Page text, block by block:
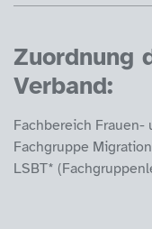
Zuordnung
Verband:
Fachbereich Frauen-
Fachgruppe
LSBT*